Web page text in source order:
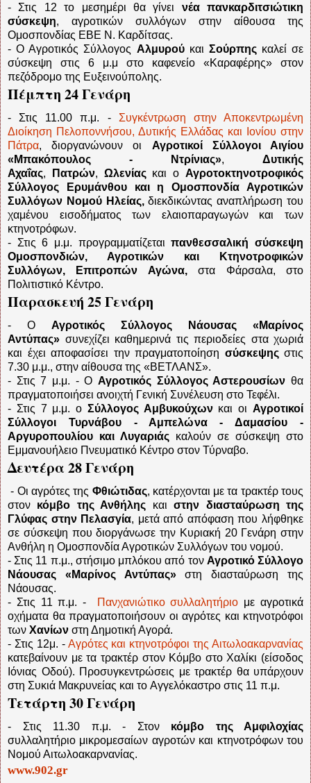
- Στις 12 το μεσημέρι θα γίνει νέα πανκαρδιτσιώτικη
σύσκεψη, αγροτικών συλλόγων στην αίθουσα της
Ομοσπονδίας ΕΒΕ Ν. Καρδίτσας.
- Ο Αγροτικός Σύλλογος Αλμυρούκαι Σούρπηςκαλεί σε
σύσκεψη στις 6 μ.μ στο καφενείο «Καραφέρης» στον
πεζόδρομο της Ευξεινούπολης.
Πέμπτη 24 Γενάρη
- Στις 11.00 π.μ. - Συγκέντρωση στην Αποκεντρωμένη
Διοίκηση Πελοποννήσου, Δυτικής Ελλάδας και Ιονίου στην
Πάτρα, διοργανώνουν οι Αγροτικοί Σύλλογοι Αιγίου
«Μπακόπουλος - Ντρίνιας», Δυτικής
Αχαΐας, Πατρών, Ωλενίαςκαι οΑγροτοκτηνοτροφικός
Σύλλογος Ερυμάνθου και η Ομοσπονδία Αγροτικών
Συλλόγων Νομού Ηλείας,διεκδικώντας αναπλήρωση του
χαμένου εισοδήματος των ελαιοπαραγωγών και των
κτηνοτρόφων.
- Στις 6 μ.μ. προγραμματίζεταιπανθεσσαλική σύσκεψη
Ομοσπονδιών, Αγροτικών και Κτηνοτροφικών
Συλλόγων, Επιτροπών Αγώνα,στα Φάρσαλα, στο
Πολιτιστικό Κέντρο.
Παρασκευή 25 Γενάρη
- Ο Αγροτικός Σύλλογος Νάουσας «Μαρίνος
Αντύπας» συνεχίζει καθημερινά τις περιοδείες στα χωριά
και έχει αποφασίσει την πραγματοποίηση σύσκεψηςστις
7.30 μ.μ., στην αίθουσα της «ΒΕΤΛΑΝΣ».
- Στις 7 μ.μ. - Ο Αγροτικός Σύλλογος Αστερουσίων θα
πραγματοποιήσει ανοιχτή Γενική Συνέλευση στο Τεφέλι.
- Στις 7 μ.μ. ο Σύλλογος Αμβυκούχωνκαι οιΑγροτικοί
Σύλλογοι Τυρνάβου - Αμπελώνα - Δαμασίου -
Αργυροπουλίου και Λυγαριάς καλούν σε σύσκεψη στο
Εμμανουήλειο Πνευματικό Κέντρο στον Τύρναβο.
Δευτέρα 28 Γενάρη
- Οι αγρότες της Φθιώτιδας, κατέρχονται με τα τρακτέρ τους
στον κόμβο της Ανθήλης καιστην διασταύρωση της
Γλύφας στην Πελασγία, μετά από απόφαση που λήφθηκε
σε σύσκεψη που διοργάνωσε την Κυριακή 20 Γενάρη στην
Ανθήλη η Ομοσπονδία Αγροτικών Συλλόγων του νομού.
- Στις 11 π.μ., στήσιμο μπλόκου από τον Αγροτικό Σύλλογο
Νάουσας «Μαρίνος Αντύπας»στη διασταύρωση της
Νάουσας.
- Στις 11 π.μ. -
Πανχανιώτικο συλλαλητήριο με αγροτικά
οχήματα θα πραγματοποιήσουν οι αγρότες και κτηνοτρόφοι
των Χανίων στη Δημοτική Αγορά.
- Στις 12μ. - Αγρότες και κτηνοτρόφοι της Αιτωλοακαρνανίας
κατεβαίνουν με τα τρακτέρ στον Κόμβο στο Χαλίκι (είσοδος
Ιόνιας Οδού). Προσυγκεντρώσεις με τρακτέρ θα υπάρχουν
στη Συκιά Μακρυνείας και το Αγγελόκαστρο στις 11 π.μ.
Τετάρτη 30 Γενάρη
- Στις 11.30 π.μ. - Στον κόμβο της Αμφιλοχίας
συλλαλητήριο μικρομεσαίων αγροτών και κτηνοτρόφων του
Νομού Αιτωλοακαρνανίας.
www.902.gr